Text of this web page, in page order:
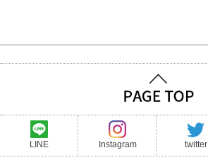
LINE Instagram twitter